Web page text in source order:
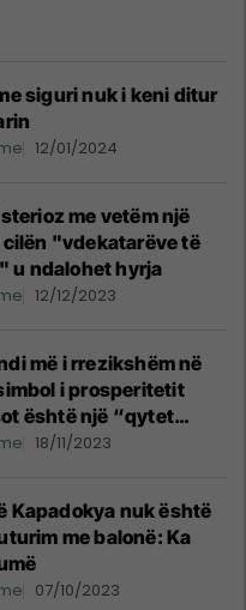
siguri nuk i keni ditur
12/01/2024
me vetëm një
"vdekatarëve të
u ndalohet hyrja
12/12/2023
më i rrezikshëm në
i prosperitetit
është një “qytet
18/11/2023
Kapadokya nuk është
me balonë: Ka
07/10/2023